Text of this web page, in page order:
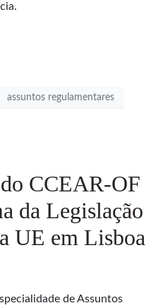
assuntos regulamentares
CCEAR-OF
da Legislação
UE em Lisboa
de Assuntos